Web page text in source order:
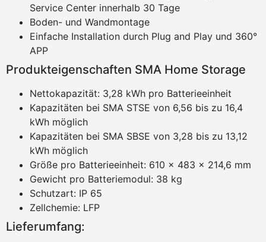
Service Center innerhalb 30 Tage
Boden- und Wandmontage
Einfache Installation durch Plug and Play und 360°
APP
Produkteigenschaften SMA Home Storage
Nettokapazität: 3,28 kWh pro Batterieeinheit
Kapazitäten bei SMA STSE von 6,56 bis zu 16,4
kWh möglich
Kapazitäten bei SMA SBSE von 3,28 bis zu 13,12
kWh möglich
Größe pro Batterieeinheit: 610 x 483 x 214,6 mm
Gewicht pro Batteriemodul: 38 kg
Schutzart: IP 65
Zellchemie: LFP
Lieferumfang: